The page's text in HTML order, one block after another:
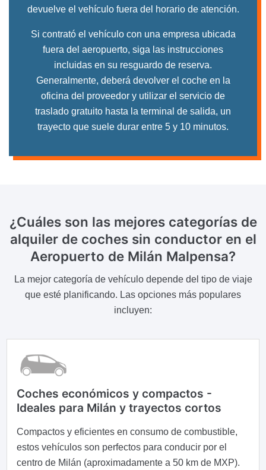
devuelve el vehículo fuera del horario de atención.
Si contrató el vehículo con una empresa ubicada
fuera del aeropuerto, siga las instrucciones
incluidas en su resguardo de reserva.
Generalmente, deberá devolver el coche en la
oficina del proveedor y utilizar el servicio de
traslado gratuito hasta la terminal de salida, un
trayecto que suele durar entre 5 y 10 minutos.
¿Cuáles son las mejores categorías de
alquiler de coches sin conductor en el
Aeropuerto de Milán Malpensa?
La mejor categoría de vehículo depende del tipo de viaje
que esté planificando. Las opciones más populares
incluyen:
Coches económicos y compactos -
Ideales para Milán y trayectos cortos
Compactos y eficientes en consumo de combustible,
estos vehículos son perfectos para conducir por el
centro de Milán (aproximadamente a 50 km de MXP).